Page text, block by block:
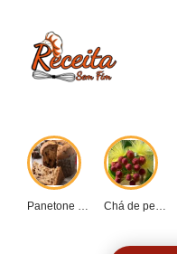
Panetone caseiro vs.... Chá de pequi:...